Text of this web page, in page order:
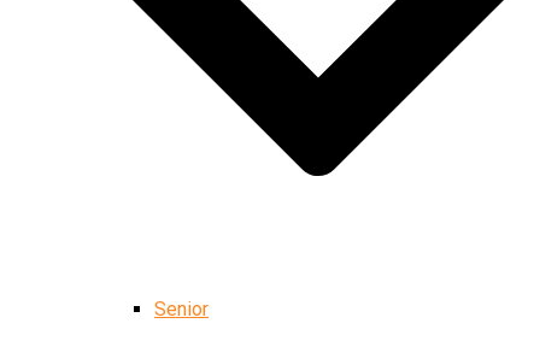
Senior